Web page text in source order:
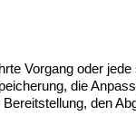
Vorgang oder
die
den